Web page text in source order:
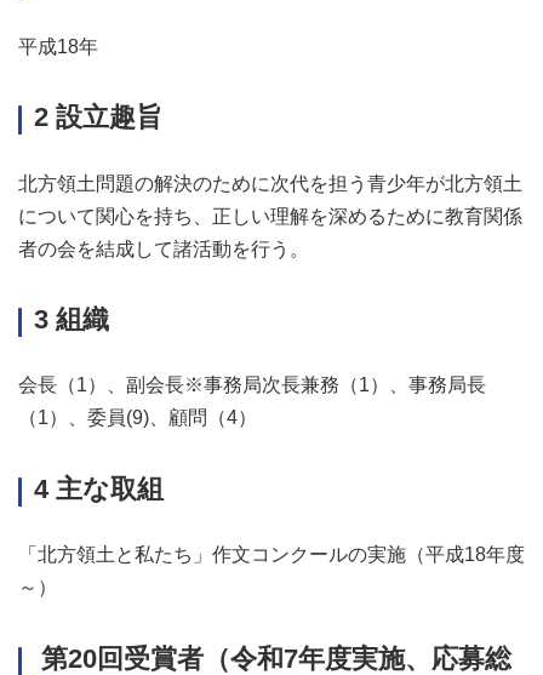
平成18年
2 設立趣旨
北方領土問題の解決のために次代を担う青少年が北方領土
について関心を持ち、正しい理解を深めるために教育関係
者の会を結成して諸活動を行う。
3 組織
会長（1）、副会長※事務局次長兼務（1）、事務局長
（1）、委員(9)、顧問（4）
4 主な取組
「北方領土と私たち」作文コンクールの実施（平成18年度
～）
第20回受賞者（令和7年度実施、応募総